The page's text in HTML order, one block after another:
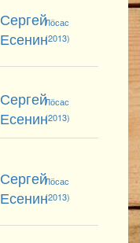
Сергей
Есенин
Лӧсас
(2013)
Сергей
Есенин
Лӧсас
(2013)
Сергей
Есенин
Лӧсас
(2013)